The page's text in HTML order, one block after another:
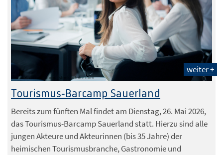
Foto: Prostock-studio -stock.adobe.com
weiter +
Tourismus-Barcamp Sauerland
Bereits zum fünften Mal findet am Dienstag, 26. Mai 2026,
das Tourismus-Barcamp Sauerland statt. Hierzu sind alle
jungen Akteure und Akteurinnen (bis 35 Jahre) der
heimischen Tourismusbranche, Gastronomie und